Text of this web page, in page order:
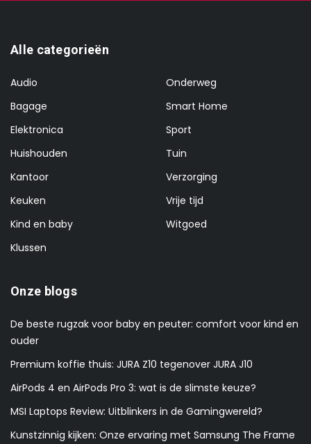
Alle categorieën
Audio
Bagage
Elektronica
Huishouden
Kantoor
Keuken
Kind en baby
Klussen
Onderweg
Smart Home
Sport
Tuin
Verzorging
Vrije tijd
Witgoed
Onze blogs
De beste rugzak voor baby en peuter: comfort voor kind en
ouder
Premium koffie thuis: JURA Z10 tegenover JURA J10
AirPods 4 en AirPods Pro 3: wat is de slimste keuze?
MSI Laptops Review: Uitblinkers in de Gamingwereld?
Kunstzinnig kijken: Onze ervaring met Samsung The Frame